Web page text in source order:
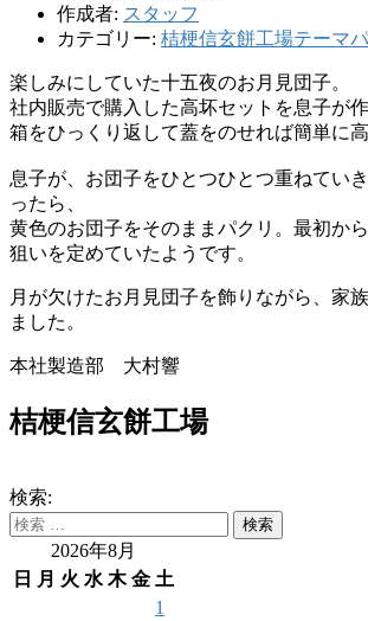
作成者: スタッフ
カテゴリー: 桔梗信玄餅工場テーマ
楽しみにしていた十五夜のお月見団子。
社内販売で購入した高坏セットを息子が
箱をひっくり返して蓋をのせれば簡単に高
息子が、お団子をひとつひとつ重ねてい
ったら、
黄色のお団子をそのままパクリ。最初か
狙いを定めていたようです。
月が欠けたお月見団子を飾りながら、家
ました。
本社製造部 大村響
桔梗信玄餅工場
検索:
2026年8月
日
月 火 水 木 金 土
1